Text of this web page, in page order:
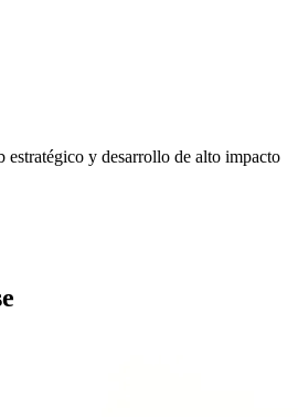
estratégico y desarrollo de alto impacto